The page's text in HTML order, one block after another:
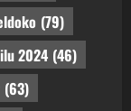
(79)
2024 (46)
(63)